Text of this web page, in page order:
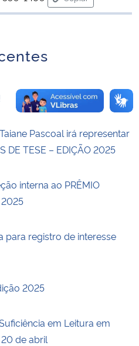
para área de
Pascoal irá representar
DE TESE – EDIÇÃO 2025
interna ao PRÊMIO
2025
para registro de interesse
2025
em Leitura em
de abril